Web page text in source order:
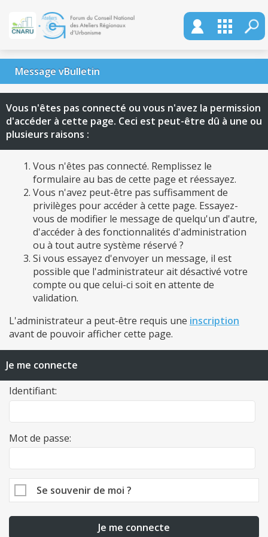
Message vBulletin
Vous n'êtes pas connecté ou vous n'avez la permission
d'accéder à cette page. Ceci est peut-être dû à une ou
plusieurs raisons :
Vous n'êtes pas connecté. Remplissez le
formulaire au bas de cette page et réessayez.
Vous n'avez peut-être pas suffisamment de
privilèges pour accéder à cette page. Essayez-
vous de modifier le message de quelqu'un d'autre,
d'accéder à des fonctionnalités d'administration
ou à tout autre système réservé ?
Si vous essayez d'envoyer un message, il est
possible que l'administrateur ait désactivé votre
compte ou que celui-ci soit en attente de
validation.
L'administrateur a peut-être requis une inscription
avant de pouvoir afficher cette page.
Je me connecte
Identifiant:
Mot de passe:
Se souvenir de moi ?
Je me connecte